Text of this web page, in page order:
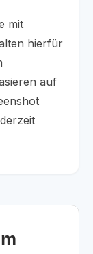
mit
hierfür
auf